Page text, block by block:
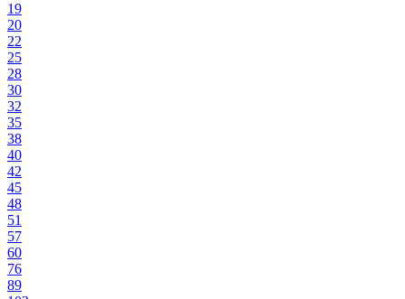
19
20
22
25
28
30
32
35
38
40
42
45
48
51
57
60
76
89